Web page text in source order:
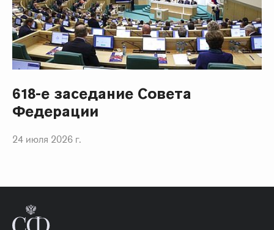
618-е заседание Совета
Федерации
24 июля 2026 г.